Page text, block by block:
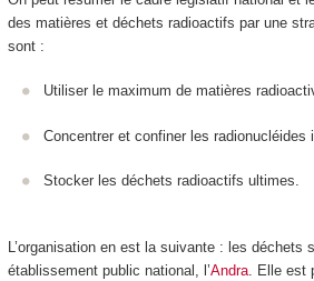
des matières et déchets radioactifs par une
sont :
Utiliser le maximum de matières
Concentrer et confiner les
Stocker les déchets radioactifs ultimes.
L’organisation en est la suivante : les déchets
établissement public national, l’Andra. Elle est